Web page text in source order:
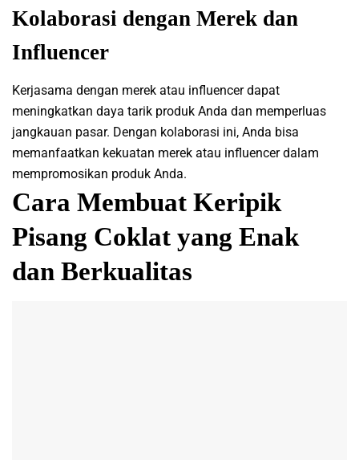
Kolaborasi dengan Merek dan
Influencer
Kerjasama dengan merek atau influencer dapat
meningkatkan daya tarik produk Anda dan memperluas
jangkauan pasar. Dengan kolaborasi ini, Anda bisa
memanfaatkan kekuatan merek atau influencer dalam
mempromosikan produk Anda.
Cara Membuat Keripik
Pisang Coklat yang Enak
dan Berkualitas